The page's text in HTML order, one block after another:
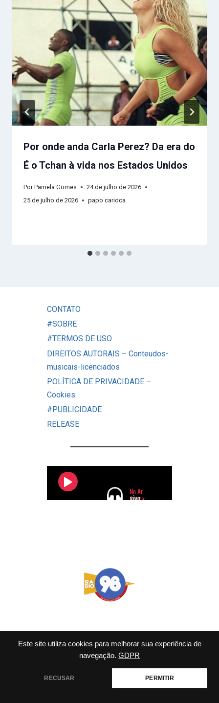
Este site utiliza cookies para melhorar sua experiência de
navegação. GDPR
RECUSAR PERMITIR
Por onde anda Carla Perez? Da era do
É o Tchan à vida nos Estados Unidos
Por Pamela Gomes
24 de julho de 2026
25 de julho de 2026
papo carioca
CONTATO
#SOBRE
#TERMOS DE USO
DIREITOS AUTORAIS – Conteudos-
musicais-licenciados
POLÍTICA DE PRIVACIDADE –
Cookies
#PUBLICIDADE
RELEASE
WordPress por
Kadence WP